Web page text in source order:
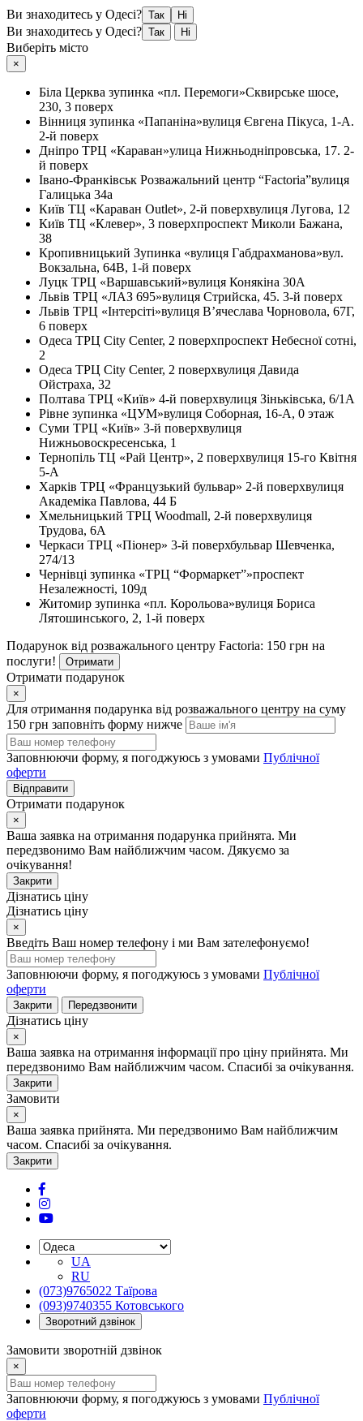
Ви знаходитесь у Одесі? Так Ні
Ви знаходитесь у Одесі? Так Ні
Виберіть місто
×
Біла Церква зупинка «пл. Перемоги»Сквирське шосе,
230, 3 поверх
Вінниця зупинка «Папаніна»вулиця Євгена Пікуса, 1-А.
2-й поверх
Дніпро ТРЦ «Караван»улица Нижньодніпровська, 17. 2-
й поверх
Івано-Франківськ Розважальний центр “Factoria”вулиця
Галицька 34а
Київ ТЦ «Караван Outlet», 2-й поверхвулиця Лугова, 12
Київ ТЦ «Клевер», 3 поверхпроспект Миколи Бажана,
38
Кропивницький Зупинка «вулиця Габдрахманова»вул.
Вокзальна, 64В, 1-й поверх
Луцк ТРЦ «Варшавський»вулиця Конякіна 30А
Львів ТРЦ «ЛАЗ 695»вулиця Стрийска, 45. 3-й поверх
Львів ТРЦ «Інтерсіті»вулиця В’ячеслава Чорновола, 67Г,
6 поверх
Одеса ТРЦ City Center, 2 поверхпроспект Небесної сотні,
2
Одеса ТРЦ City Center, 2 поверхвулиця Давида
Ойстраха, 32
Полтава ТРЦ «Київ» 4-й поверхвулиця Зіньківська, 6/1А
Рівне зупинка «ЦУМ»вулиця Соборная, 16-А, 0 этаж
Суми ТРЦ «Київ» 3-й поверхвулиця
Нижньовоскресенська, 1
Тернопіль ТЦ «Рай Центр», 2 поверхвулиця 15-го Квітня
5-А
Харків ТРЦ «Французький бульвар» 2-й поверхвулиця
Академіка Павлова, 44 Б
Хмельницький ТРЦ Woodmall, 2-й поверхвулиця
Трудова, 6А
Черкаси ТРЦ «Піонер» 3-й поверхбульвар Шевченка,
274/13
Чернівці зупинка «ТРЦ “Формаркет”»проспект
Незалежності, 109д
Житомир зупинка «пл. Корольова»вулиця Бориса
Лятошинського, 2, 1-й поверх
Подарунок від розважального центру Factoria: 150 грн на
послуги!
Отримати
Отримати подарунок
×
Для отримання подарунка від розважального центру на суму
150 грн заповніть форму нижче
Заповнюючи форму, я погоджуюсь з умовами Публічної
оферти
Відправити
Отримати подарунок
×
Ваша заявка на отримання подарунка прийнята. Ми
передзвонимо Вам найближчим часом. Дякуємо за
очікування!
Закрити
Дізнатись ціну
Дізнатись ціну
×
Введіть Ваш номер телефону і ми Вам зателефонуємо!
Заповнюючи форму, я погоджуюсь з умовами Публічної
оферти
Закрити Передзвонити
Дізнатись ціну
×
Ваша заявка на отримання інформації про ціну прийнята. Ми
передзвонимо Вам найближчим часом. Спасибі за очікування.
Закрити
Замовити
×
Ваша заявка прийнята. Ми передзвонимо Вам найближчим
часом. Спасибі за очікування.
Закрити
UA
RU
(073)9765022 Таїрова
(093)9740355 Котовського
Зворотний дзвінок
Замовити зворотній дзвінок
×
Заповнюючи форму, я погоджуюсь з умовами Публічної
оферти